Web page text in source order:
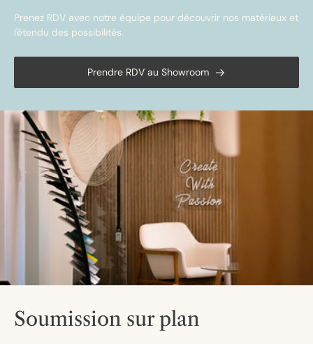
Prenez RDV avec notre équipe pour découvrir nos matériaux et
l'étendu des possibilités.
Prendre RDV au Showroom
Soumission sur plan